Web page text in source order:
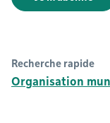
Recherche rapide
Organisation